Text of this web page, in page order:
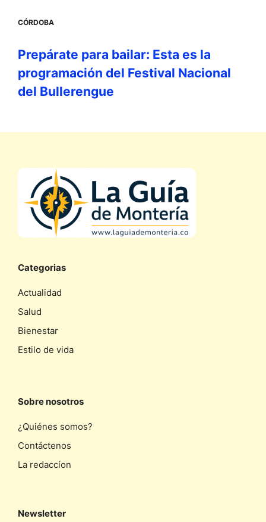
CÓRDOBA
Prepárate para bailar: Esta es la
programación del Festival Nacional
del Bullerengue
Categorias
Actualidad
Salud
Bienestar
Estilo de vida
Sobre nosotros
¿Quiénes somos?
Contáctenos
La redaccíon
Newsletter